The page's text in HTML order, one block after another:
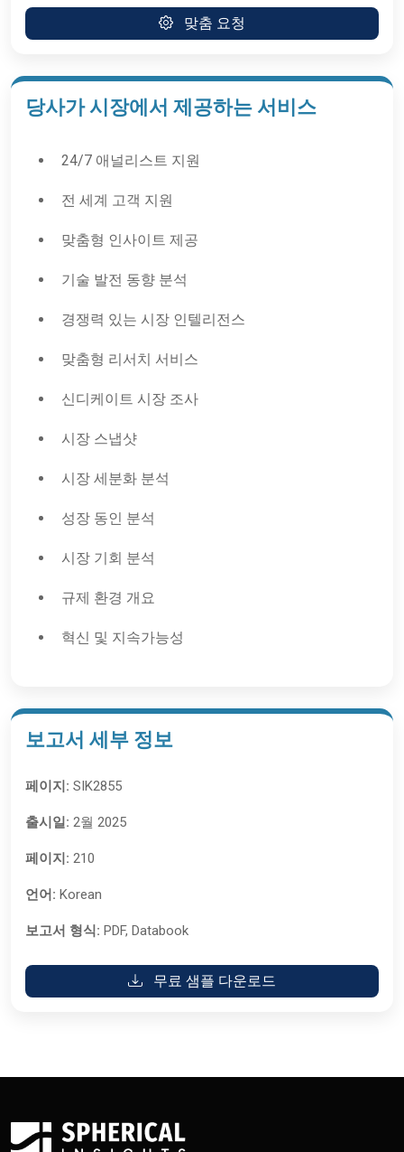
맞춤 요청
당사가 시장에서 제공하는 서비스
24/7 애널리스트 지원
전 세계 고객 지원
맞춤형 인사이트 제공
기술 발전 동향 분석
경쟁력 있는 시장 인텔리전스
맞춤형 리서치 서비스
신디케이트 시장 조사
시장 스냅샷
시장 세분화 분석
성장 동인 분석
시장 기회 분석
규제 환경 개요
혁신 및 지속가능성
보고서 세부 정보
페이지: SIK2855
출시일: 2월 2025
페이지: 210
언어: Korean
보고서 형식: PDF, Databook
무료 샘플 다운로드